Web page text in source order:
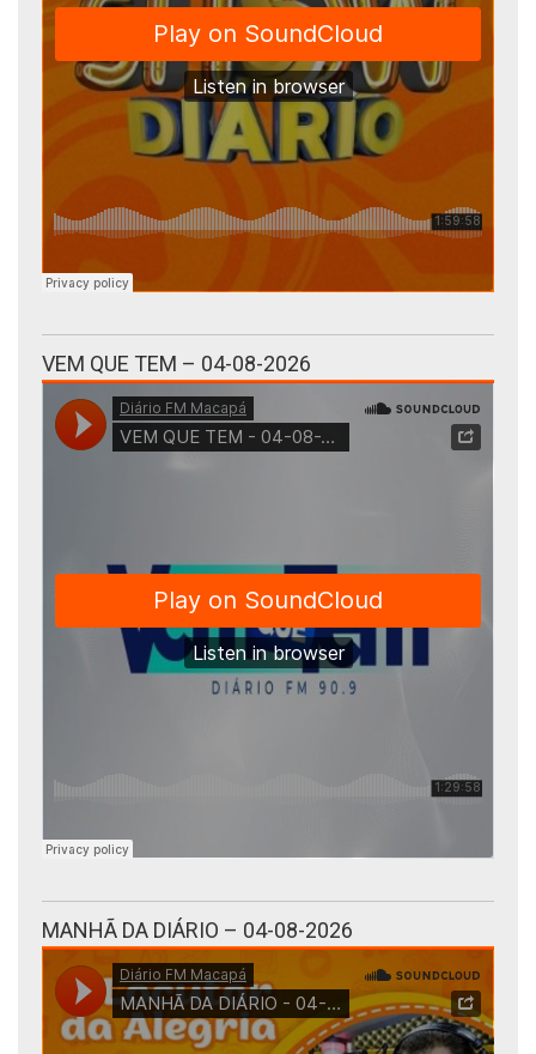
VEM QUE TEM – 04-08-2026
MANHÃ DA DIÁRIO – 04-08-2026